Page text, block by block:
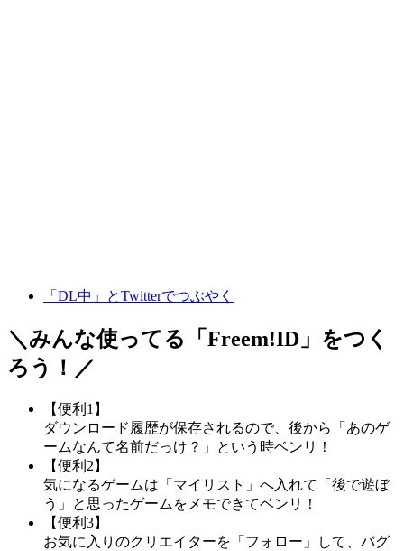
「DL中」とTwitterでつぶやく
＼みんな使ってる「 Freem!ID 」をつく
ろう！／
【便利1】
ダウンロード履歴が保存されるので、後から「あのゲ
ームなんて名前だっけ？」という時ベンリ！
【便利2】
気になるゲームは「マイリスト」へ入れて「後で遊ぼ
う」と思ったゲームをメモできてベンリ！
【便利3】
お気に入りのクリエイターを「フォロー」して、バグ